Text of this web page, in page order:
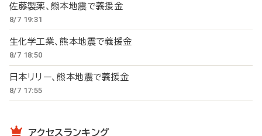
佐藤製薬、熊本地震で義援金
8/7 19:31
生化学工業、熊本地震で義援金
8/7 18:50
日本リリー、熊本地震で義援金
8/7 17:55
アクセスランキング